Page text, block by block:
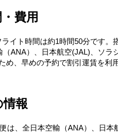
費用
イト時間は約1時間50分です
ANA）、日本航空(JAL)、ソ
、早めの予約で割引運賃を利
報
は、全日本空輸（ANA）、日